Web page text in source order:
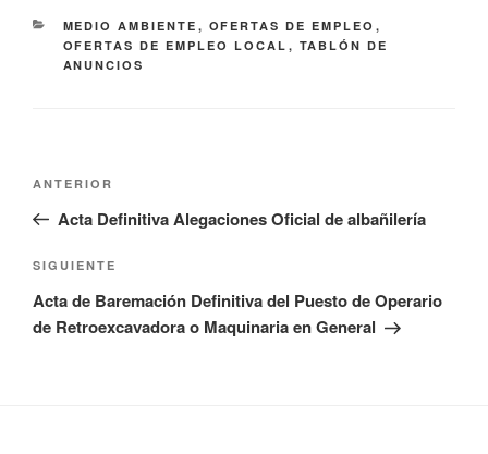
CATEGORÍAS
MEDIO AMBIENTE , OFERTAS DE EMPLEO ,
OFERTAS DE EMPLEO LOCAL , TABLÓN DE
ANUNCIOS
Navegación
entradas
Entrada
anterior:
ANTERIOR
Acta Definitiva Alegaciones Oficial de albañilería
Siguiente
entrada
SIGUIENTE
Acta de Baremación Definitiva del Puesto de Operario
de Retroexcavadora o Maquinaria en General